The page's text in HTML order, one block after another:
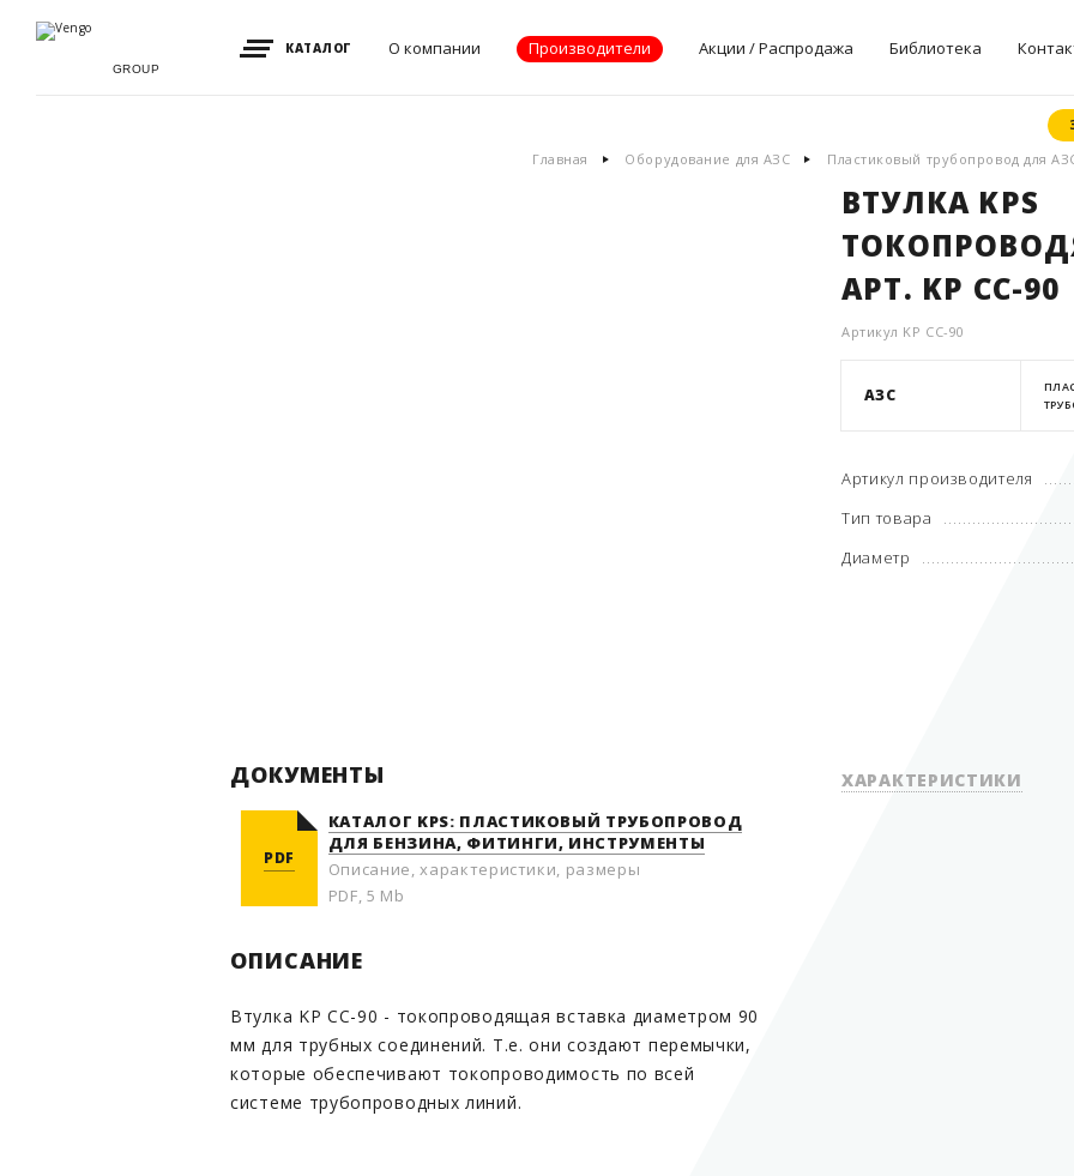
GROUP
КАТАЛОГ О компании Производители Акции / Распродажа Библиотека
Документы
Опросные листы
Статьи
Дилерские
сертификаты
Главная Оборудование для АЗС Пластиковый трубопровод для
ВТУЛКА KPS
АРТ. KP CC-90
Артикул KP CC-90
АЗС
Артикул производителя
Тип товара
Диаметр
ХАРАКТЕРИСТИКИ
ДОКУМЕНТЫ
PDF
КАТАЛОГ KPS: ПЛАСТИКОВЫЙ ТРУБОПРОВОД
ДЛЯ БЕНЗИНА, ФИТИНГИ, ИНСТРУМЕНТЫ
Описание, характеристики, размеры
PDF, 5 Mb
ОПИСАНИЕ
Втулка KP CC-90 - токопроводящая вставка диаметром 90
мм для трубных соединений. Т.е. они создают перемычки,
которые обеспечивают токопроводимость по всей
системе трубопроводных линий.